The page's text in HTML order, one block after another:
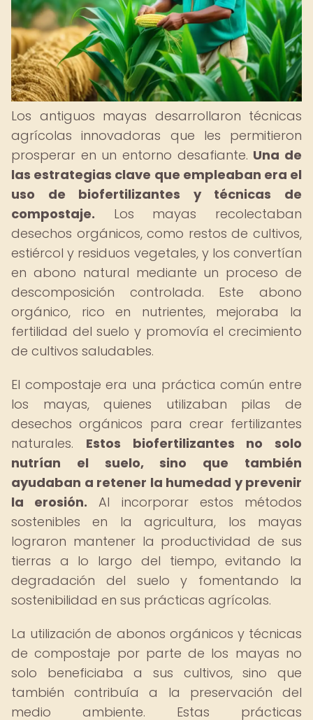
Los antiguos mayas desarrollaron técnicas
agrícolas innovadoras que les permitieron
prosperar en un entorno desafiante. Una de
las estrategias clave que empleaban era el
uso de biofertilizantes y técnicas de
compostaje. Los mayas recolectaban
desechos orgánicos, como restos de cultivos,
estiércol y residuos vegetales, y los convertían
en abono natural mediante un proceso de
descomposición controlada. Este abono
orgánico, rico en nutrientes, mejoraba la
fertilidad del suelo y promovía el crecimiento
de cultivos saludables.
El compostaje era una práctica común entre
los mayas, quienes utilizaban pilas de
desechos orgánicos para crear fertilizantes
naturales. Estos biofertilizantes no solo
nutrían el suelo, sino que también
ayudaban a retener la humedad y prevenir
la erosión. Al incorporar estos métodos
sostenibles en la agricultura, los mayas
lograron mantener la productividad de sus
tierras a lo largo del tiempo, evitando la
degradación del suelo y fomentando la
sostenibilidad en sus prácticas agrícolas.
La utilización de abonos orgánicos y técnicas
de compostaje por parte de los mayas no
solo beneficiaba a sus cultivos, sino que
también contribuía a la preservación del
medio ambiente. Estas prácticas